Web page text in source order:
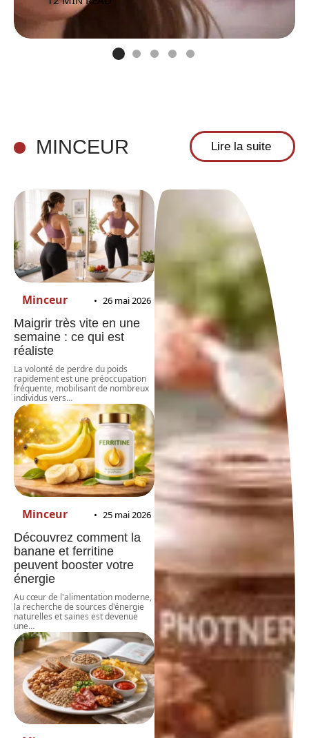
MINCEUR Lire la suite
Minceur 26 mai 2026
Maigrir très vite en une
semaine : ce qui est
réaliste
La volonté de perdre du poids
rapidement est une préoccupation
fréquente, mobilisant de nombreux
individus vers…
Minceur 25 mai 2026
Découvrez comment la
banane et ferritine
peuvent booster votre
énergie
Au cœur de l'alimentation moderne,
la recherche de sources d'énergie
naturelles et saines est devenue
une…